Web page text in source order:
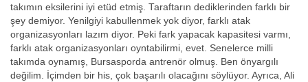
takımın eksilerini iyi etüd etmiş. Taraftarın dediklerinden farklı bir
şey demiyor. Yenilgiyi kabullenmek yok diyor, farklı atak
organizasyonları lazım diyor. Peki fark yapacak kapasitesi varmı,
farklı atak organizasyonları oyntabilirmi, evet. Senelerce milli
takımda oynamış, Bursasporda antrenör olmuş. Ben önyargılı
değilim. İçimden bir his, çok başarılı olacağını söylüyor. Ayrıca, Ali